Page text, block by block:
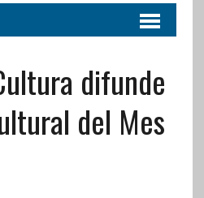
difunde
del Mes